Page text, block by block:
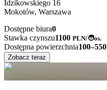
Idzikowskiego 16
Mokotów, Warszawa
Dostępne biura0
Stawka czynszu1100 PLN/🧑os.
Dostępna powierzchnia100–550
Zobacz teraz